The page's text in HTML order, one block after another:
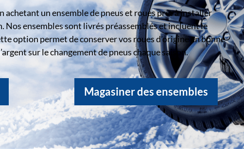
achetant un ensemble de pneus et roues prêt à installer
Nos ensembles sont livrés préassemblés et incluent le
option permet de conserver vos roues d’origine en bonne
sur le changement de pneus chaque saison.
Magasiner des ensembles